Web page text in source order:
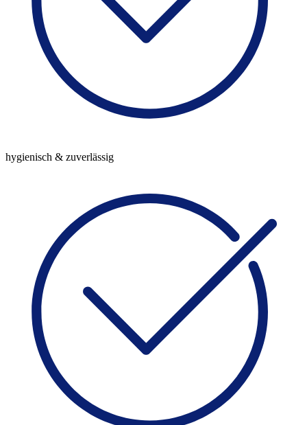
hygienisch & zuverlässig